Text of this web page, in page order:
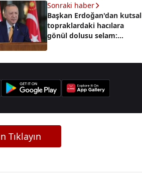
Sonraki haber
Başkan Erdoğan'dan kutsal
topraklardaki hacılara
gönül dolusu selam:
"Rabbim kabul etsin"
Tıklayın